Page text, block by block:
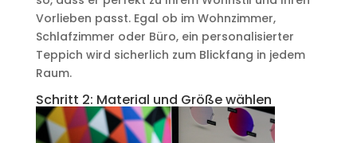
Vorlieben passt. Egal ob im Wohnzimmer,
Schlafzimmer oder Büro, ein personalisierter
Teppich wird sicherlich zum Blickfang in jedem
Raum.
Schritt 2: Material und Größe wählen